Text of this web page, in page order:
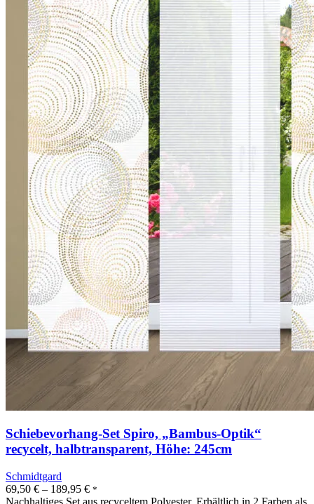
Schiebevorhang-Set Spiro, „Bambus-Optik“
recycelt, halbtransparent, Höhe: 245cm
Schmidtgard
69,50 € – 189,95 € *